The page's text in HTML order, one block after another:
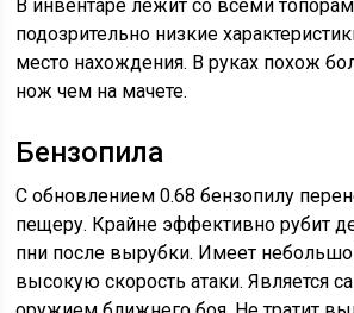
В инвентаре лежит со всеми
подозрительно низкие
место нахождения. В руках похож
нож чем на мачете.
Бензопила
С обновлением 0.68 бензопилу
пещеру. Крайне эффективно рубит
пни после вырубки. Имеет
высокую скорость атаки.